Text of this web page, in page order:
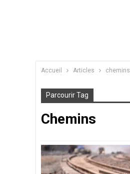
Accueil Articles chemins
Parcourir Tag
Chemins